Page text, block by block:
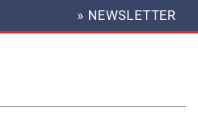
HEADER
MENU
» NEWSLETTER